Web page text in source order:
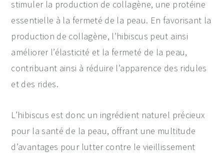
stimuler la production de collagène, une protéine
essentielle à la fermeté de la peau. En favorisant la
production de collagène, l’hibiscus peut ainsi
améliorer l’élasticité et la fermeté de la peau,
contribuant ainsi à réduire l’apparence des ridules
et des rides.
L’hibiscus est donc un ingrédient naturel précieux
pour la santé de la peau, offrant une multitude
d’avantages pour lutter contre le vieillissement